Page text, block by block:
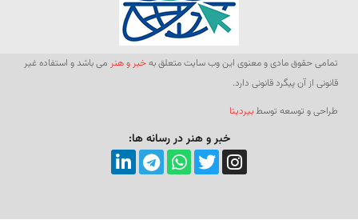
تمامی حقوق مادی و معنوی این وب سایت متعلق بهخبر و هنر می باشد و استفاده غیر
قانونی از آن پیگرد قانونی دارد.
طراحی و توسعه توسطبیردیتا
خبر و هنر در رسانه ها: